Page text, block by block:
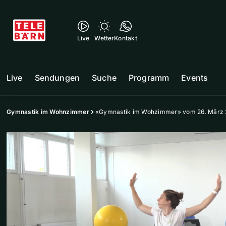
Live WetterKontakt
Live Sendungen Suche Programm Events
Gymnastik im Wohnzimmer «Gymnastik im Wohzimmer» vom 26. März